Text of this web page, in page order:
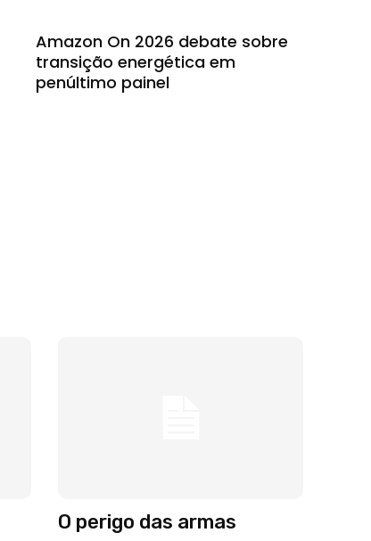
Amazon On 2026 debate sobre
transição energética em
penúltimo painel
O perigo das armas